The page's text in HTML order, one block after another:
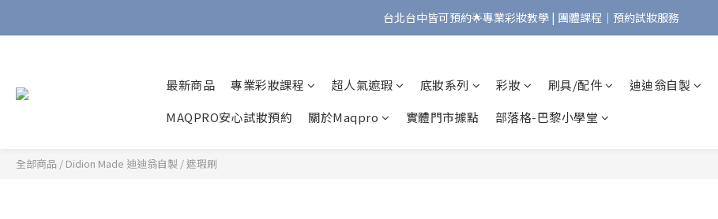
Bonjour!歡迎來到Maqpro | 全店2000免運🇫🇷
台北台中皆可預約🌟專業彩妝教學 | 團體課程｜預約試妝服務
最新商品 專業彩妝課程 超人氣遮瑕 底妝系列 彩妝 刷具/配件 迪迪翁自製
MAQPRO安心試妝預約
關於Maqpro 實體門市據點 部落格-巴黎小學堂
全部商品 / Didion Made 迪迪翁自製 /遮瑕刷